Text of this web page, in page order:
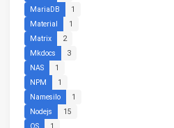
MariaDB
1
Material
1
Matrix
2
Mkdocs
3
NAS
1
NPM
1
Namesilo
1
Nodejs
15
OS
1